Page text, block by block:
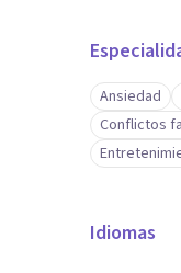
Ansiedad
Conflictos
Idiomas